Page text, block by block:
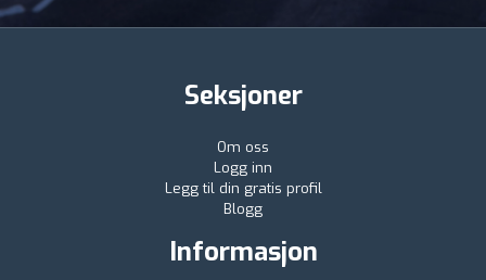
Seksjoner
Om oss
Logg inn
Legg til din gratis profil
Blogg
Informasjon